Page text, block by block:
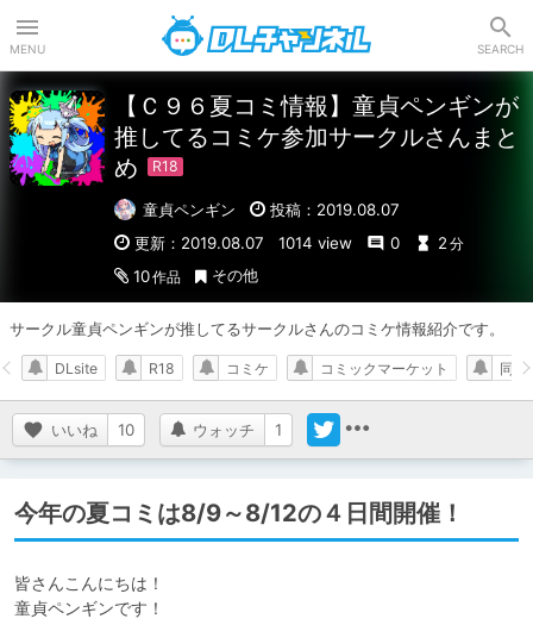
MENU SEARCH
【Ｃ９６夏コミ情報】童貞ペンギンが
推してるコミケ参加サークルさんまと
め
童貞ペンギン
投稿：2019.08.07
更新：2019.08.07
1014 view 0 2 分
10作品 その他
サークル童貞ペンギンが推してるサークルさんのコミケ情報紹介です。
いいね 10 ウォッチ 1
DLsite R18 コミケ コミックマーケット 同人
今年の夏コミは8/9～8/12の４日間開催！
皆さんこんにちは！
童貞ペンギンです！